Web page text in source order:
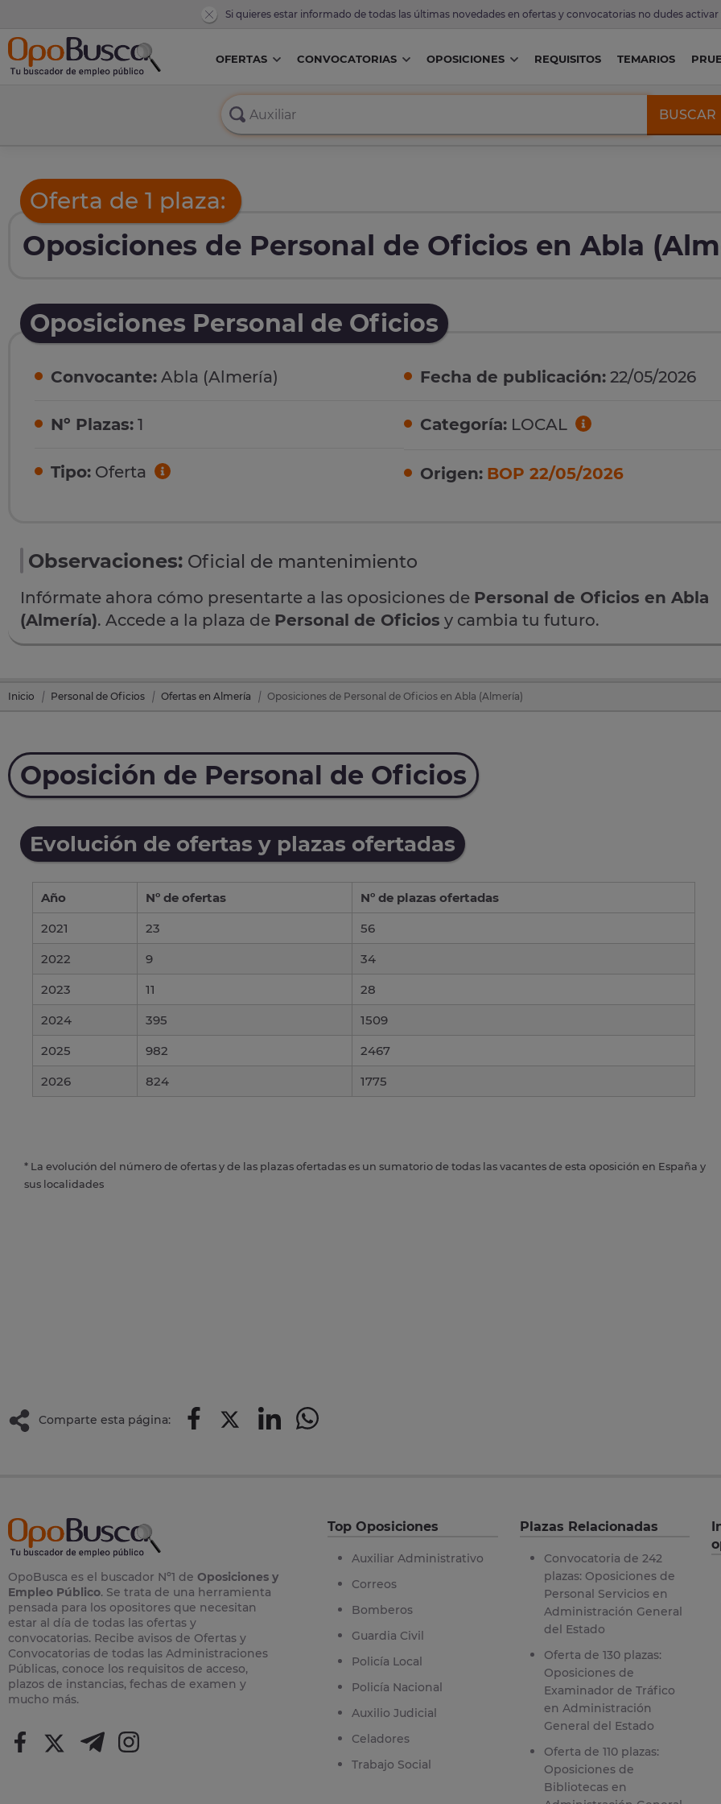
Si quieres estar informado de todas las últimas novedades en ofertas y convocatorias no dudes activar
OFERTAS CONVOCATORIAS OPOSICIONES REQUISITOS TEMARIOS
BUSCAR
Oferta de 1 plaza:
Oposiciones de Personal de Oficios en Abla
Oposiciones Personal de Oficios
Convocante: Abla (Almería)
Nº Plazas: 1
Tipo: Oferta
Fecha de publicación: 22/05/2026
Categoría: LOCAL
Origen: BOP 22/05/2026
Observaciones: Oficial de mantenimiento
Infórmate ahora cómo presentarte a las oposiciones de Personal de Oficios en Abla
(Almería). Accede a la plaza de Personal de Oficios y cambia tu futuro.
Inicio Personal de Oficios Ofertas en Almería Oposiciones de Personal de Oficios en Abla (Almería)
Oposición de Personal de Oficios
Evolución de ofertas y plazas ofertadas
Año Nº de ofertas
Nº de plazas ofertadas
2021
23
56
2022
9
34
2023
11
28
2024
395
1509
2025
982
2467
2026
824 1775
* La evolución del número de ofertas y de las plazas ofertadas es un sumatorio de todas las vacantes de esta oposición en España y
sus localidades
Comparte esta página:
OpoBusca es el buscador Nº1 de Oposiciones y
Empleo Público. Se trata de una herramienta
pensada para los opositores que necesitan
estar al día de todas las ofertas y
convocatorias. Recibe avisos de Ofertas y
Convocatorias de todas las Administraciones
Públicas, conoce los requisitos de acceso,
plazos de instancias, fechas de examen y
mucho más.
Top Oposiciones
Auxiliar Administrativo
Correos
Bomberos
Guardia Civil
Policía Local
Policía Nacional
Auxilio Judicial
Celadores
Trabajo Social
Plazas Relacionadas
Convocatoria de 242
plazas: Oposiciones de
Personal Servicios en
Administración General
del Estado
Oferta de 130 plazas:
Oposiciones de
Examinador de Tráfico
en Administración
General del Estado
Oferta de 110 plazas:
Oposiciones de
Bibliotecas en